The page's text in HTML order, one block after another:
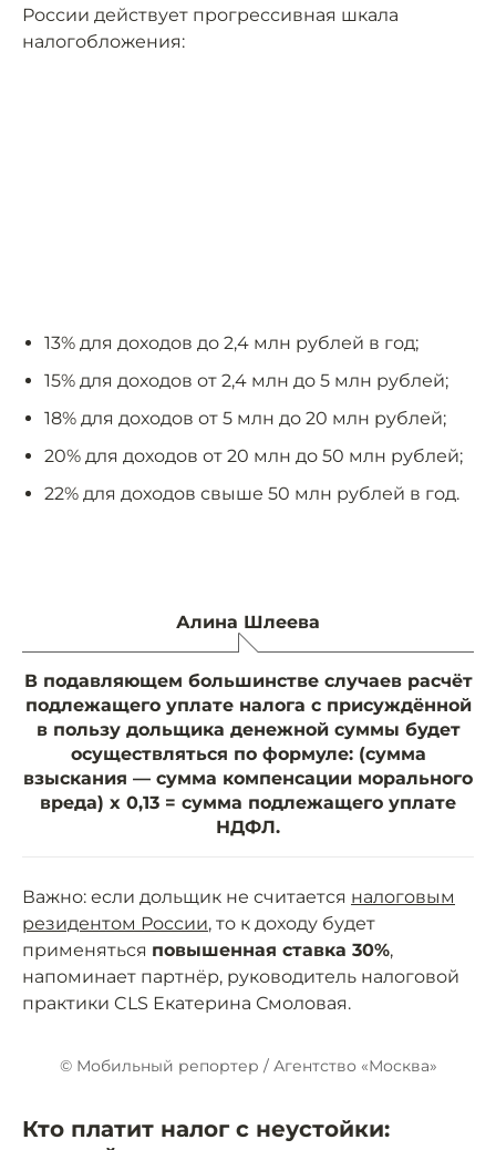
России действует прогрессивная шкала
налогобложения:
13% для доходов до 2,4 млн рублей в год;
15% для доходов от 2,4 млн до 5 млн рублей;
18% для доходов от 5 млн до 20 млн рублей;
20% для доходов от 20 млн до 50 млн рублей;
22% для доходов свыше 50 млн рублей в год.
Алина Шлеева
В подавляющем большинстве случаев расчёт
подлежащего уплате налога с присуждённой
в пользу дольщика денежной суммы будет
осуществляться по формуле: (сумма
взыскания — сумма компенсации морального
вреда) x 0,13 = сумма подлежащего уплате
НДФЛ.
Важно: если дольщик не считается налоговым
резидентом России, то к доходу будет
применяться повышенная ставка 30%,
напоминает партнёр, руководитель налоговой
практики CLS Екатерина Смоловая.
© Мобильный репортер / Агентство «Москва»
Кто платит налог с неустойки: